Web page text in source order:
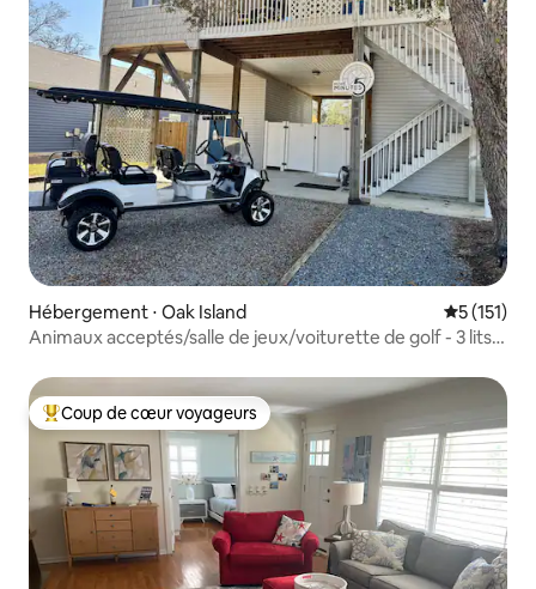
Hébergement ⋅ Oak Island Évaluation
5 (151)
Animaux acceptés/salle de jeux/voiturette de golf - 3 lits
Coups de cœur voyageurs les plus appréciés
Coup de cœur voyageurs